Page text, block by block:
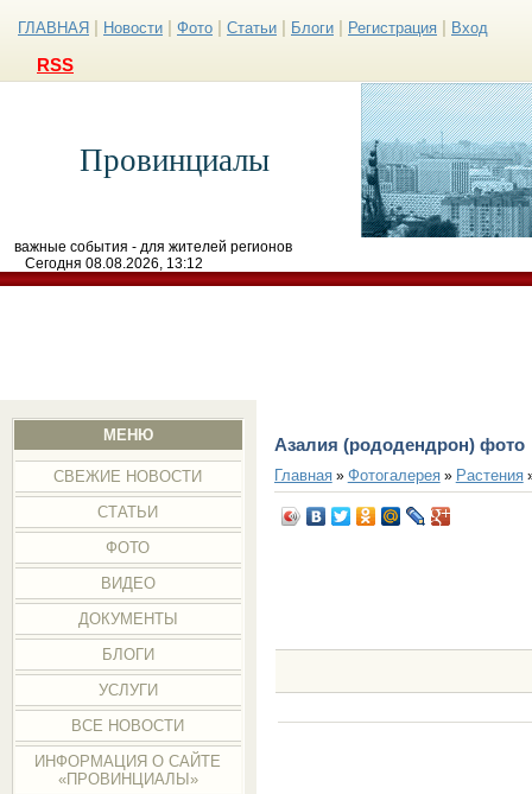
ГЛАВНАЯ Новости Фото Статьи Блоги Регистрация Вход
RSS
Провинциалы
важные события - для жителей регионов
Сегодня 08.08.2026, 13:12
МЕНЮ
СВЕЖИЕ НОВОСТИ
СТАТЬИ
ФОТО
ВИДЕО
ДОКУМЕНТЫ
БЛОГИ
УСЛУГИ
ВСЕ НОВОСТИ
ИНФОРМАЦИЯ О САЙТЕ
«ПРОВИНЦИАЛЫ»
Азалия (рододендрон) фото
Главная» Фотогалерея» Растения